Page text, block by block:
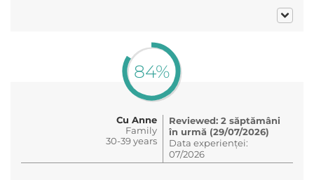
84%
Cu Anne
Family
30-39 years
Reviewed: 2 săptămâni
în urmă (29/07/2026)
Data experienței:
07/2026